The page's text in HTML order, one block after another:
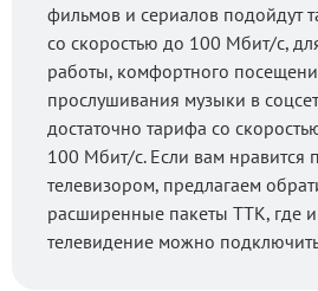
фильмов и сериалов подойдут
со скоростью до 100 Мбит/с,
работы, комфортного
прослушивания музыки в
достаточно тарифа со
100 Мбит/с. Если вам нравится
телевизором, предлагаем
расширенные пакеты ТТК, где
телевидение можно